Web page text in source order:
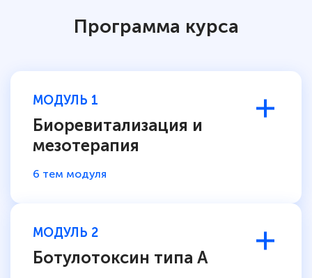
Программа курса
МОДУЛЬ 1
Биоревитализация и
мезотерапия
6 тем модуля
МОДУЛЬ 2
Ботулотоксин типа А